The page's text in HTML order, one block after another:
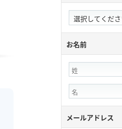
お名前
メールアドレス